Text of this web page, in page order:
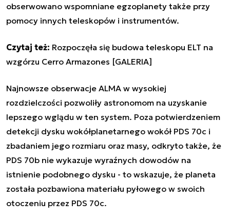
obserwowano wspomniane egzoplanety także przy
pomocy innych teleskopów i instrumentów.
Czytaj też: Rozpoczęła się budowa teleskopu ELT na
wzgórzu Cerro Armazones [GALERIA]
Najnowsze obserwacje ALMA w wysokiej
rozdzielczości pozwoliły astronomom na uzyskanie
lepszego wglądu w ten system. Poza potwierdzeniem
detekcji dysku wokółplanetarnego wokół PDS 70c i
zbadaniem jego rozmiaru oraz masy, odkryto także, że
PDS 70b nie wykazuje wyraźnych dowodów na
istnienie podobnego dysku - to wskazuje, że planeta
została pozbawiona materiału pyłowego w swoich
otoczeniu przez PDS 70c.